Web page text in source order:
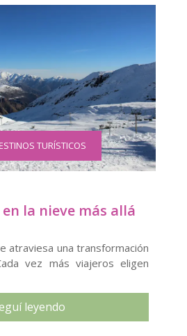
TURÍSTICOS
la nieve más allá
atraviesa una transformación
vez más viajeros eligen
leyendo